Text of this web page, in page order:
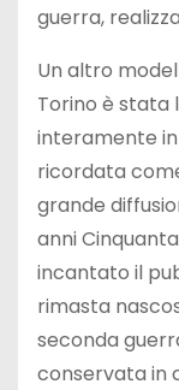
guerra,
Un altro
Torino è stata
interamente
ricordata
grande
anni
incantato il
rimasta
seconda
conservata in